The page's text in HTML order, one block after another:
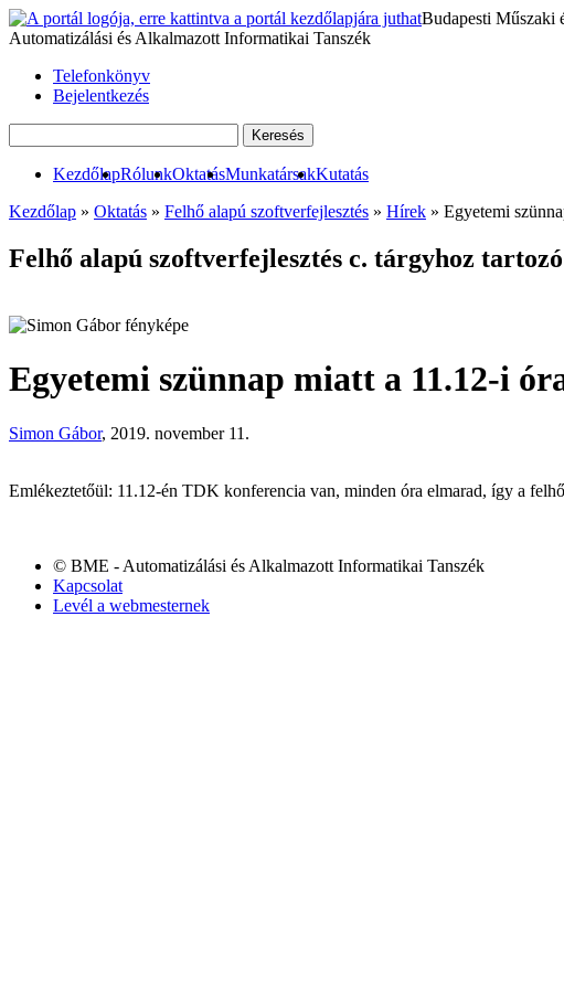
Budapesti Műszaki
Automatizálási és Alkalmazott Informatikai Tanszék
Telefonkönyv
Bejelentkezés
KezdőlapRólunkOktatásMunkatársakKutatás
Kezdőlap » Oktatás » Felhő alapú szoftverfejlesztés » Hírek » Egyetemi
Felhő alapú szoftverfejlesztés c. tárgyhoz
Egyetemi szünnap miatt a 11.12-i
Simon Gábor, 2019. november 11.
Emlékeztetőül: 11.12-én TDK konferencia van, minden óra elmarad, így a
© BME - Automatizálási és Alkalmazott Informatikai Tanszék
Kapcsolat
Levél a webmesternek